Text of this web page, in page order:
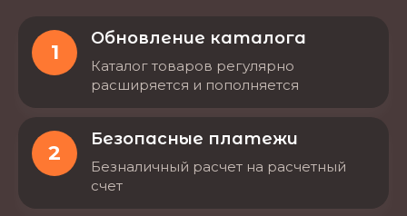
1
Обновление каталога
Каталог товаров регулярно
расширяется и пополняется
2
Безопасные платежи
Безналичный расчет на расчетный
счет